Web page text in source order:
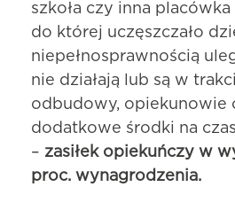
szkoła czy inna
do której uczęszczało
niepełnosprawnością
nie działają lub są w
odbudowy, opiekunowie
dodatkowe środki na
– zasiłek opiekuńczy w
proc. wynagrodzenia.